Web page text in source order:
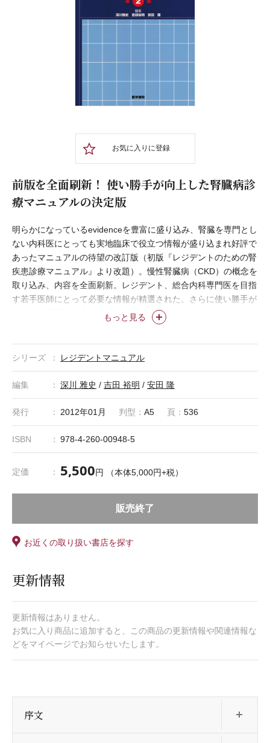
お気に入りに登録
前版を全面刷新！ 使い勝手が向上した腎臓病診
療マニュアルの決定版
もっと見る
明らかになっているevidenceを豊富に盛り込み、腎臓を専門とし
ない内科医にとっても実地臨床で役立つ情報が盛り込まれ好評で
あったマニュアルの待望の改訂版（初版『レジデントのための腎
疾患診療マニュアル』より改題）。慢性腎臓病（CKD）の概念を
取り込み、内容を全面刷新。レジデント、総合内科専門医を目指
す若手医師にとって必要な情報が精選された。さらに使い勝手が
向上した腎臓病診療マニュアルの決定版。
シリーズ レジデントマニュアル
編集 深川 雅史 / 吉田 裕明 / 安田 隆
発行 2012年01月 判型： A5 頁： 536
ISBN 978-4-260-00948-5
定価 5,500円 （本体5,000円+税）
販売終了
お近くの取り扱い書店を探す
更新情報
更新情報はありません。
お気に入り商品に追加すると、この商品の更新情報や関連情報な
どをマイページでお知らせいたします。
序文